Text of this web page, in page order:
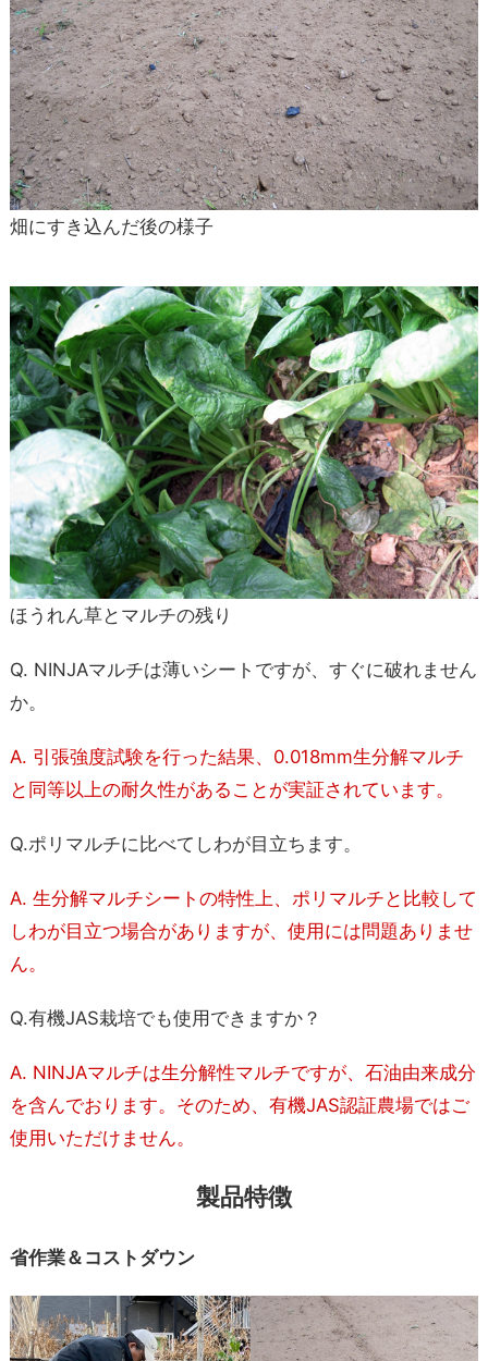
畑にすき込んだ後の様子
ほうれん草とマルチの残り
Q. NINJAマルチは薄いシートですが、すぐに破れません
か。
A. 引張強度試験を行った結果、0.018mm生分解マルチ
と同等以上の耐久性があることが実証されています。
Q.ポリマルチに比べてしわが目立ちます。
A. 生分解マルチシートの特性上、ポリマルチと比較して
しわが目立つ場合がありますが、使用には問題ありませ
ん。
Q.有機JAS栽培でも使用できますか？
A. NINJAマルチは生分解性マルチですが、石油由来成分
を含んでおります。そのため、有機JAS認証農場ではご
使用いただけません。
製品特徴
省作業＆コストダウン